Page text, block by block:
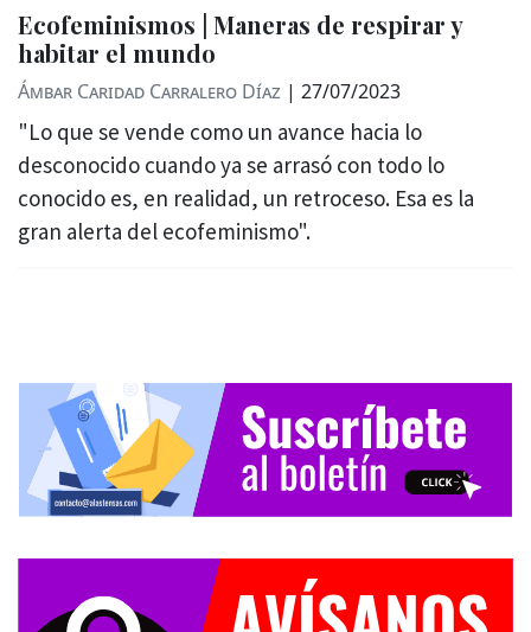
Ecofeminismos | Maneras de respirar y
habitar el mundo
Ámbar Caridad Carralero Díaz | 27/07/2023
"Lo que se vende como un avance hacia lo
desconocido cuando ya se arrasó con todo lo
conocido es, en realidad, un retroceso. Esa es la
gran alerta del ecofeminismo".